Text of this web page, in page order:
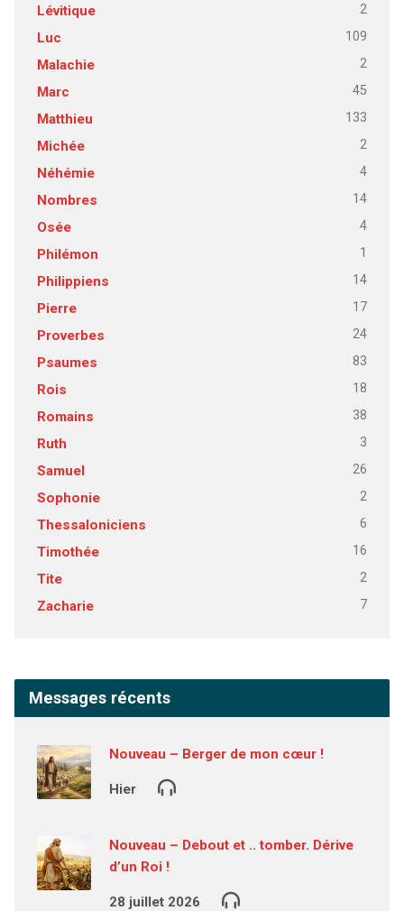
Lévitique 2
Luc 109
Malachie 2
Marc 45
Matthieu 133
Michée 2
Néhémie 4
Nombres 14
Osée 4
Philémon 1
Philippiens 14
Pierre 17
Proverbes 24
Psaumes 83
Rois 18
Romains 38
Ruth 3
Samuel 26
Sophonie 2
Thessaloniciens 6
Timothée 16
Tite 2
Zacharie 7
Messages récents
Nouveau – Berger de mon cœur !
Hier
Nouveau – Debout et .. tomber. Dérive
d’un Roi !
28 juillet 2026